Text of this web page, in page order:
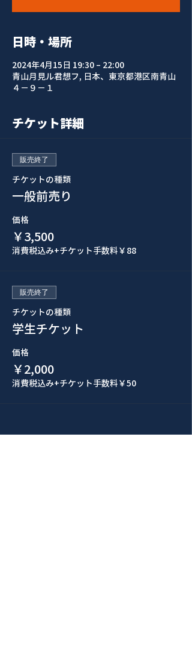
日時・場所
2024年4月15日 19:30 – 22:00
青山月見ル君想フ, 日本、東京都港区南青山
４−９−１
チケット詳細
販売終了
チケットの種類
一般前売り
価格
￥3,500
消費税込み+チケット手数料￥88
販売終了
チケットの種類
学生チケット
価格
￥2,000
消費税込み+チケット手数料￥50